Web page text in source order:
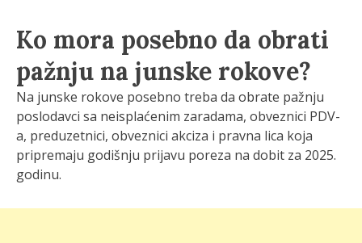
Ko mora posebno da obrati
pažnju na junske rokove?
Na junske rokove posebno treba da obrate pažnju
poslodavci sa neisplaćenim zaradama, obveznici PDV-
a, preduzetnici, obveznici akciza i pravna lica koja
pripremaju godišnju prijavu poreza na dobit za 2025.
godinu.